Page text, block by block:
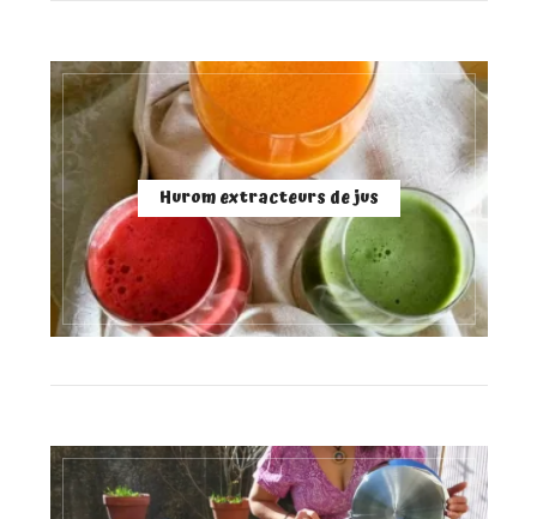
Hurom extracteurs de jus